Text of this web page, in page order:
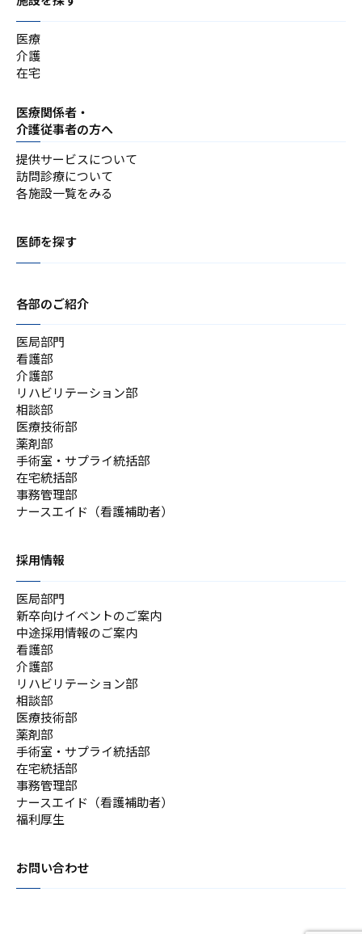
医療
介護
在宅
医療関係者・
介護従事者の方へ
提供サービスについて
訪問診療について
各施設一覧をみる
医師を探す
各部のご紹介
医局部門
看護部
介護部
リハビリテーション部
相談部
医療技術部
薬剤部
手術室・サプライ統括部
在宅統括部
事務管理部
ナースエイド（看護補助者）
採用情報
医局部門
新卒向けイベントのご案内
中途採用情報のご案内
看護部
介護部
リハビリテーション部
相談部
医療技術部
薬剤部
手術室・サプライ統括部
在宅統括部
事務管理部
ナースエイド（看護補助者）
福利厚生
お問い合わせ